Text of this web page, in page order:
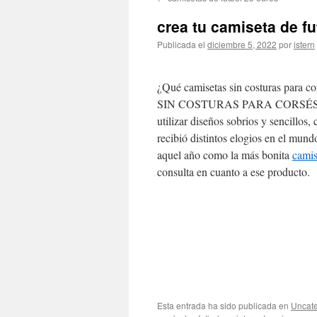
contenido
crea tu camiseta de
Publicada el diciembre 5, 2022 poristern
¿Qué camisetas sin costuras para
SIN COSTURAS PARA
utilizar diseños sobrios y sencillos,
recibió distintos elogios en el
aquel año como la más bonita
consulta en cuanto a ese producto.
Esta entrada ha sido publicada en